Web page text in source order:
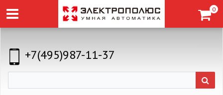
0
+7(495)987-11-37